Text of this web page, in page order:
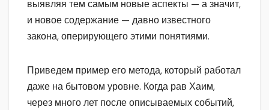
выявляя тем самым новые аспекты — а значит,
и новое содержание — давно известного
закона, оперирующего этими понятиями.
Приведем пример его метода, который работал
даже на бытовом уровне. Когда рав Хаим,
через много лет после описываемых событий,